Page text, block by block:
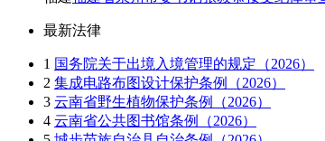
最新法律
1 国务院关于出境入境管理的规定（2026）
2 集成电路布图设计保护条例（2026）
3 云南省野生植物保护条例（2026）
4 云南省公共图书馆条例（2026）